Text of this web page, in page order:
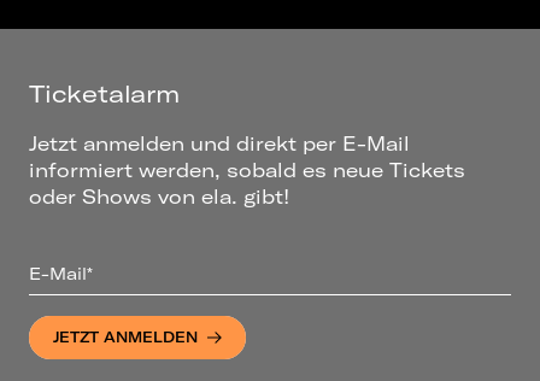
Ticketalarm
Jetzt anmelden und direkt per E-Mail
informiert werden, sobald es neue Tickets
oder Shows von ela. gibt!
E-Mail*
JETZT ANMELDEN